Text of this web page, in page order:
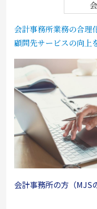
会計事務所業務の合理
顧問先サービスの向上
会計事務所の方（MJS